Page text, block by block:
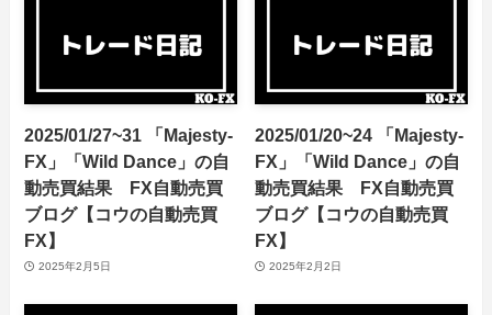
2025/01/27~31 「Majesty-
FX」「Wild Dance」の自
動売買結果 FX自動売買
ブログ【コウの自動売買
FX】
2025年2月5日
2025/01/20~24 「Majesty-
FX」「Wild Dance」の自
動売買結果 FX自動売買
ブログ【コウの自動売買
FX】
2025年2月2日